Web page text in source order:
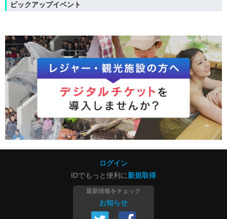
ピックアップイベント
ログイン
IDでもっと便利に新規取得
最新情報をチェック
お知らせ